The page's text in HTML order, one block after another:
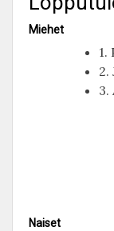
Miehet
1.
2.
3.
Naiset